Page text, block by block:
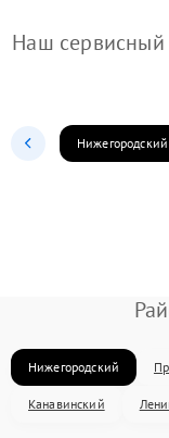
Наш сервисный
Нижегородский
Нижегородский
Канавинский